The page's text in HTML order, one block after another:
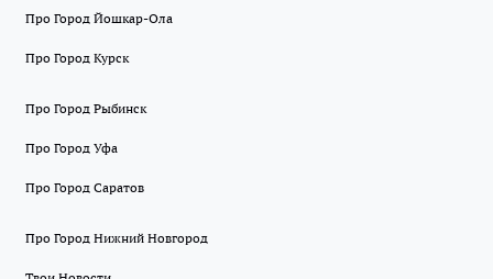
Про Город Йошкар-Ола
Про Город Курск
Про Город Рыбинск
Про Город Уфа
Про Город Саратов
Про Город Нижний Новгород